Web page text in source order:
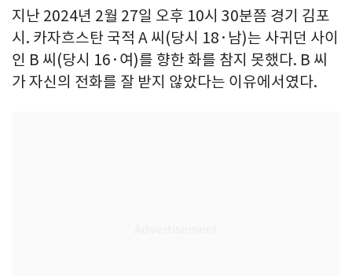
지난 2024년 2월 27일 오후 10시 30분쯤 경기 김포
시. 카자흐스탄 국적 A 씨(당시 18·남)는 사귀던 사이
인 B 씨(당시 16·여)를 향한 화를 참지 못했다. B 씨
가 자신의 전화를 잘 받지 않았다는 이유에서였다.